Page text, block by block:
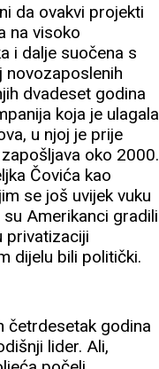
da ovakvi projekti
na visoko
i dalje suočena s
dvadeset godina
koja je ulagala
u njoj je prije
oko 2000.
Čovića kao
se još uvijek vuku
Amerikanci gradili
privatizaciji
dijelu bili politički.
četrdesetak godina
lider. Ali,